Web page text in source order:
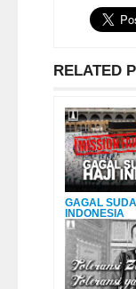
RELATED
GAGAL
INDONESIA